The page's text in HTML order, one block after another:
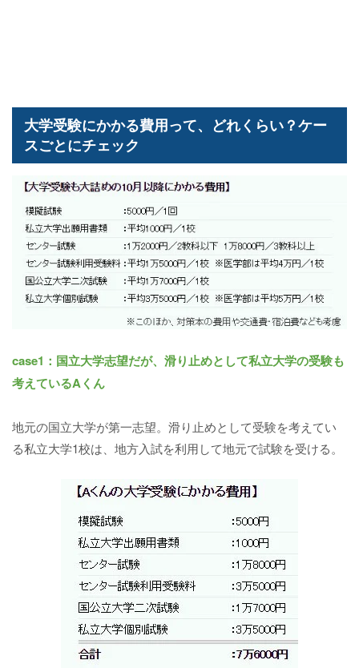
大学受験にかかる費用って、どれくらい？ケー
スごとにチェック
case1：国立大学志望だが、滑り止めとして私立大学の受験も
考えているAくん
地元の国立大学が第一志望。滑り止めとして受験を考えてい
る私立大学1校は、地方入試を利用して地元で試験を受ける。